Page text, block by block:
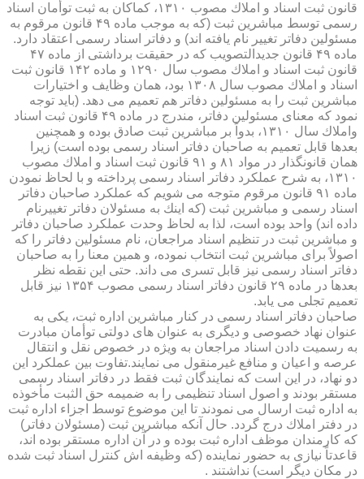
قانون ثبت اسناد و املاك مصوب ۱۳۱۰، كماكان به ثبت توأمان اسناد
رسمی توسط مباشرین ثبت (كه به موجب ماده ۴۹ قانون مرقوم به
مسئولین دفاتر تغییر نام یافته اند) و دفاتر اسناد رسمی اعتقاد دارد.
ماده ۴۹ قانون جدیدالتصویب كه در حقیقت برداشتی از ماده ۴۷
قانون ثبت اسناد و املاك مصوب سال ۱۲۹۰ و ماده ۱۴۲ قانون ثبت
اسناد و املاك مصوب سال ۱۳۰۸ بود، همان وظایف و اختیارات
مباشرین ثبت را به مسئولین دفاتر هم تعمیم می دهد. (باید توجه
نمود كه معنای مسئولین دفاتر، مندرج در ماده ۴۹ قانون ثبت اسناد
واملاك سال ۱۳۱۰، بدواً بر مباشرین ثبت صادق بوده و همچنین
بعدها قابل تعمیم به صاحبان دفاتر اسناد رسمی بوده است) زیرا
همان قانونگذار در مواد ۸۱ و ۹۱ قانون ثبت اسناد و املاك مصوب
۱۳۱۰، به شرح عملكرد دفاتر اسناد رسمی پرداخته و با لحاظ نمودن
ماده ۹۱ قانون مرقوم متوجه می شویم كه عملكرد صاحبان دفاتر
اسناد رسمی و مباشرین ثبت (كه اینك به مسئولان دفاتر تغییرنام
داده اند) واحد بوده است، لذا به لحاظ وحدت عملكرد صاحبان دفاتر
و مباشرین ثبت در تنظیم اسناد مراجعان، نام مسئولین دفاتر را كه
اصولاً برای مباشرین ثبت انتخاب نموده، و همین معنا را به صاحبان
دفاتر اسناد رسمی نیز قابل تسری می داند. حتی این نقطه نظر
بعدها در ماده ۲۹ قانون دفاتر اسناد رسمی مصوب ۱۳۵۴ نیز قابل
تعمیم تجلی می یابد.
صاحبان دفاتر اسناد رسمی در كنار مباشرین اداره ثبت، یكی به
عنوان نهاد خصوصی و دیگری به عنوان های دولتی توأمان مبادرت
به رسمیت دادن اسناد مراجعان به ویژه در خصوص نقل و انتقال
عرصه و اعیان و منافع غیرمنقول می نمایند.تفاوت بین عملكرد این
دو نهاد، در این است كه نمایندگان ثبت فقط در دفاتر اسناد رسمی
مستقر بودند و اصول اسناد تنظیمی را به ضمیمه حق الثبت مأخوذه
به اداره ثبت ارسال می نمودند تا این موضوع توسط اجزاء اداره ثبت
در دفتر املاك درج گردد. حال آنكه مباشرین ثبت (مسئولان دفاتر)
كه كارمندان موظف اداره ثبت بوده و در آن اداره مستقر بوده اند،
قاعدتاً نیازی به حضور نماینده (كه وظیفه اش كنترل اسناد ثبت شده
در مكان دیگر است) نداشتند .